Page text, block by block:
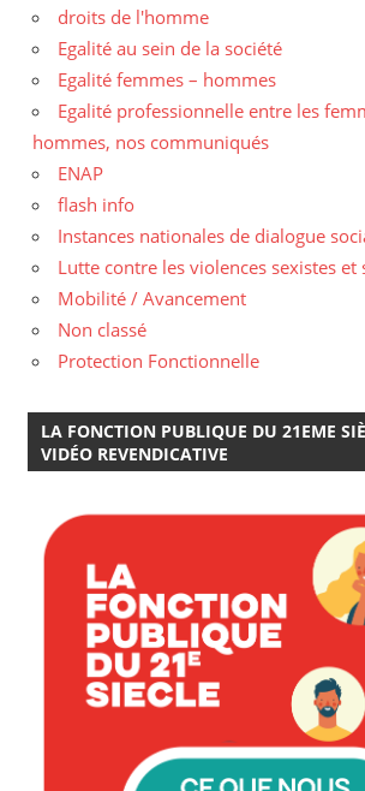
droits de l'homme
Egalité au sein de la société
Egalité femmes – hommes
Egalité professionnelle entre les
hommes, nos communiqués
ENAP
flash info
Instances nationales de dialogue
Lutte contre les violences sexistes et
Mobilité / Avancement
Non classé
Protection Fonctionnelle
LA FONCTION PUBLIQUE DU 21EME
VIDÉO REVENDICATIVE